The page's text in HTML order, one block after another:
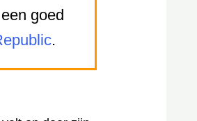
goed
.